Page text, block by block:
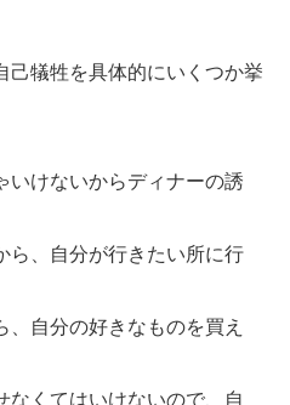
己犠牲を具体的にいくつか挙
いけないからディナーの誘
ら、自分が行きたい所に行
自分の好きなものを買え
なくてはいけないので、自